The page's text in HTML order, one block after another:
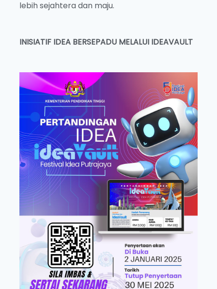
lebih sejahtera dan maju.
INISIATIF IDEA BERSEPADU MELALUI IDEAVAULT